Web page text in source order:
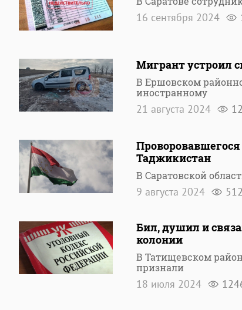
16 сентября 2024
Мигрант устроил
В Ершовском
иностранному
21 августа 2024
Таджикистан
В Саратовской
9 августа 2024
Бил, душил и
колонии
В Татищевском
признали
18 июля 2024